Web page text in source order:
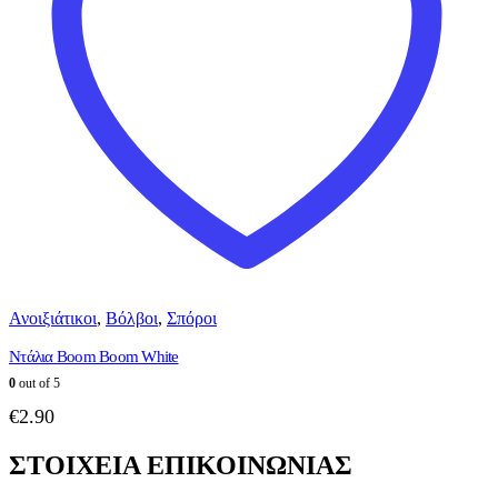
Ανοιξιάτικοι, Βόλβοι, Σπόροι
Ντάλια Boom Boom White
0 out of 5
€2.90
ΣΤΟΙΧΕΙΑ ΕΠΙΚΟΙΝΩΝΙΑΣ